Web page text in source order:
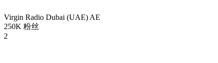
Virgin Radio Dubai (UAE) AE
250K 粉丝
2